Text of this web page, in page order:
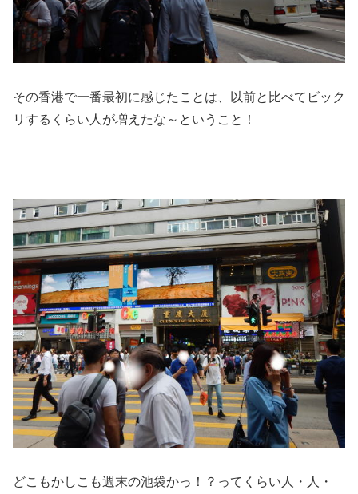
その香港で一番最初に感じたことは、以前と比べてビック
リするくらい人が増えたな～ということ！
どこもかしこも週末の池袋かっ！？ってくらい人・人・